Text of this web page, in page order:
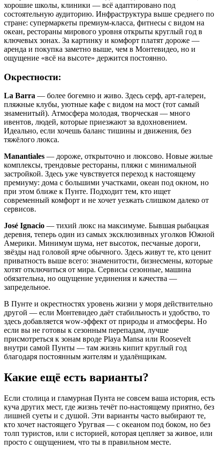
хорошие школы, клиники — всё адаптировано под
состоятельную аудиторию. Инфраструктура выше среднего по
стране: супермаркеты премиум-класса, фитнесы с видом на
океан, рестораны мирового уровня открыты круглый год в
ключевых зонах. За картинку и комфорт платят дороже —
аренда и покупка заметно выше, чем в Монтевидео, но и
ощущение «всё на высоте» держится постоянно.
Окрестности:
La Barra — более богемно и живо. Здесь серф, арт-галереи,
пляжные клубы, уютные кафе с видом на мост (тот самый
знаменитый). Атмосфера молодая, творческая — много
ивентов, людей, которые приезжают за вдохновением.
Идеально, если хочешь баланс тишины и движения, без
тяжёлого люкса.
Manantiales — дороже, открыточно и люксово. Новые жилые
комплексы, трендовые рестораны, пляжи с минимальной
застройкой. Здесь уже чувствуется переход к настоящему
премиуму: дома с большими участками, океан под окном, но
при этом ближе к Пунте. Подходит тем, кто ищет
современный комфорт и не хочет уезжать слишком далеко от
сервисов.
José Ignacio — тихий люкс на максимуме. Бывшая рыбацкая
деревня, теперь один из самых эксклюзивных уголков Южной
Америки. Минимум шума, нет высоток, песчаные дороги,
звёзды над головой ярче обычного. Здесь живут те, кто ценит
приватность выше всего: знаменитости, бизнесмены, которые
хотят отключиться от мира. Сервисы сезонные, машина
обязательна, но ощущение уединения и качества —
запредельное.
В Пунте и окрестностях уровень жизни у моря действительно
другой — если Монтевидео даёт стабильность и удобство, то
здесь добавляется wow-эффект от природы и атмосферы. Но
если вы не готовы к сезонным перепадам, лучше
присмотреться к зонам вроде Playa Mansa или Roosevelt
внутри самой Пунты — там жизнь кипит круглый год
благодаря постоянным жителям и удалёнщикам.
Какие ещё есть варианты?
Если столица и гламурная Пунта не совсем ваша история, есть
куча других мест, где жизнь течёт по-настоящему приятно, без
лишней суеты и с душой. Эти варианты часто выбирают те,
кто хочет настоящего Уругвая — с океаном под боком, но без
толп туристов, или с историей, которая цепляет за живое, или
просто с ощущением, что ты в правильном месте.